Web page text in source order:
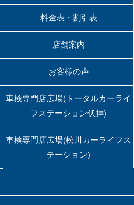
料金表・割引表
店舗案内
お客様の声
車検専門店広場(トータルカーライ
フステーション伏拝)
車検専門店広場(松川カーライフス
テーション)